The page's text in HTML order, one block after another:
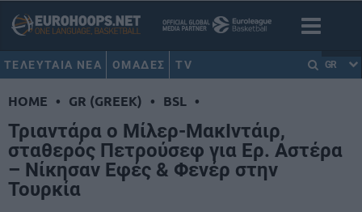
ΤΕΛΕΥΤΑΙΑ ΝΕΑ ΟΜΑΔΕΣ TV GR
HOME • GR (GREEK) • BSL •
Τριαντάρα ο Μίλερ-ΜακΙντάιρ,
σταθερός Πετρούσεφ για Ερ. Αστέρα
– Νίκησαν Εφές & Φενέρ στην
Τουρκία